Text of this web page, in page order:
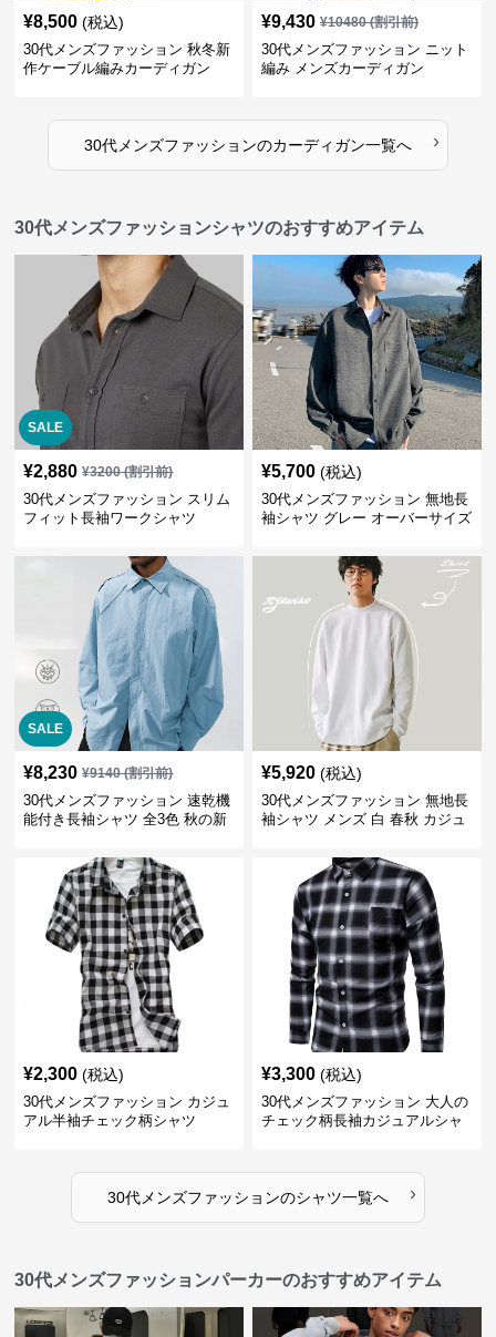
¥8,500 (税込)
30代メンズファッション 秋冬新
作ケーブル編みカーディガン
¥9,430 ¥10480(割引前)
30代メンズファッション ニット
編み メンズカーディガン
30代メンズファッションのカーディガン一覧へ ›
30代メンズファッションシャツのおすすめアイテム
SALE
¥2,880 ¥3200(割引前)
30代メンズファッション スリム
フィット長袖ワークシャツ
¥5,700 (税込)
30代メンズファッション 無地長
袖シャツ グレー オーバーサイズ
SALE
¥8,230 ¥9140(割引前)
30代メンズファッション 速乾機
能付き長袖シャツ 全3色 秋の新
¥5,920 (税込)
30代メンズファッション 無地長
袖シャツ メンズ 白 春秋 カジュ
¥2,300 (税込)
30代メンズファッション カジュ
アル半袖チェック柄シャツ
¥3,300 (税込)
30代メンズファッション 大人の
チェック柄長袖カジュアルシャ
30代メンズファッションのシャツ一覧へ ›
30代メンズファッションパーカーのおすすめアイテム